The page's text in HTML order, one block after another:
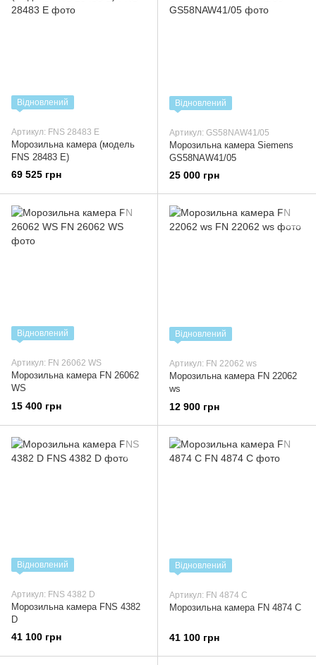
Відновлений
Артикул: FNS 28483 E
Морозильна камера (модель
FNS 28483 E)
69 525 грн
Відновлений
Артикул: GS58NAW41/05
Морозильна камера Siemens
GS58NAW41/05
25 000 грн
Відновлений
Артикул: FN 26062 WS
Морозильна камера FN 26062
WS
15 400 грн
Відновлений
Артикул: FN 22062 ws
Морозильна камера FN 22062
ws
12 900 грн
Відновлений
Артикул: FNS 4382 D
Морозильна камера FNS 4382
D
41 100 грн
Відновлений
Артикул: FN 4874 C
Морозильна камера FN 4874 C
41 100 грн